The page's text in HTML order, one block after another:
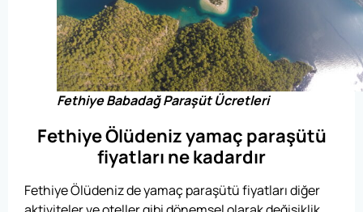
Fethiye Babadağ Paraşüt Ücretleri
Fethiye Ölüdeniz yamaç paraşütü
fiyatları ne kadardır
Fethiye Ölüdeniz de yamaç paraşütü fiyatları diğer